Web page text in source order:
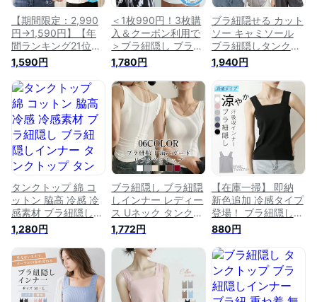
【期間限定：2,990
円→1,590円】【年
間ランキング21位】
ブラ紐隠し タンクト
ップ レディース イ
ンナー トップス 接
触冷感 脇汗ガード
汗取りインナー タン
ク シンプル カット
ソー ノースリーブ【
ブラ紐隠し・脇汗ガ
ードインナー 】
1,590円
＜1枚990円！3枚購
入＆クーポン利用で
＞ブラ紐隠し ブラ紐
隠しインナー タンク
トップ 脇汗 インナ
ー 抗菌防臭 接触冷
感 汗取りインナー
脇汗ガード レディー
ストップス レイヤー
ド ブラ紐隠せる タ
ンク 吸収 360度ガー
ド【ブラ紐隠し】 キ
ャミソール レディー
ス
1,780円
ブラ紐隠せる カット
ソー キャミソール
ブラ紐隠しタンクト
ップ タンク タンク
トップ ストレッチ
インナー ヨガ 脇汗
ガード ノースリーブ
レディーストップス
レイヤード シンプル
コットン 綿 脇汗パ
ット 抗菌防臭 接触
冷感 インナー
1,940円
タンクトップ 綿 コ
ットン 脇高 冷感 冷
感素材 ブラ紐隠し
ブラ紐隠しインナー
タンクトップ タンク
キャミソール インナ
ー レディース トッ
プス 脇汗 抗菌防臭
汗取りインナー 脇汗
1,280円
ブラ紐隠し ブラ紐隠
しインナー レディー
ス Uネック タンクト
ップ タンク リ イン
ナー トップス 脇汗
ガード 脇汗 抗菌防
臭 汗取りインナー
シンプル 定番 重ね
着 送料無料
1,772円
【在庫一掃】 即納
新色追加 冷感タイプ
登場！ ブラ紐隠し
ブラ紐隠しインナー
タンクトップ タンク
キャミソール インナ
ー レディース トッ
プス 脇汗 抗菌防臭
汗取りインナー 脇汗
880円